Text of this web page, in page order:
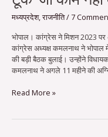
मध्यप्रदेश,राजनीति/ 7
भोपाल। कांग्रेस ने मिशन 2023
कांग्रेस अध्यक्ष कमलनाथ ने भोपाल
की बड़ी बैठक बुलाई। उन्होंने
कमलनाथ ने अगले 11 महीने की अग्नि
बड़ी
बैठक
कमलनाथ
की
दो
टूक-
काम
कर
Read More »